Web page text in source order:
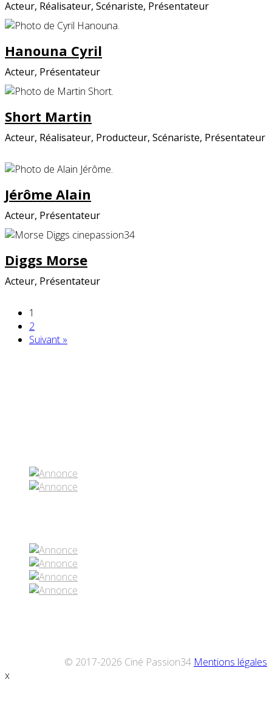
Acteur, Réalisateur, Scénariste, Présentateur
Hanouna Cyril
Acteur, Présentateur
Short Martin
Acteur, Réalisateur, Producteur, Scénariste, Présentateur
Jérôme Alain
Acteur, Présentateur
Diggs Morse
Acteur, Présentateur
1
2
Suivant »
© 2017-2026 Ciné Passion34 Mentions légales
x